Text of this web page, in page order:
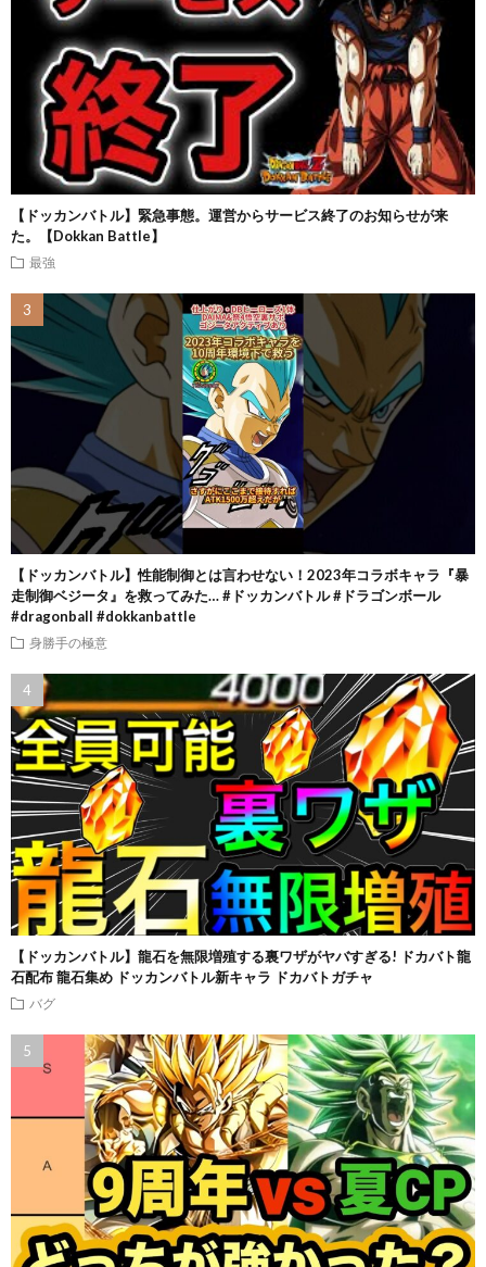
【ドッカンバトル】緊急事態。運営からサービス終了のお知らせが来
た。【Dokkan Battle】
最強
【ドッカンバトル】性能制御とは言わせない！2023年コラボキャラ『暴
走制御ベジータ』を救ってみた… #ドッカンバトル #ドラゴンボール
#dragonball #dokkanbattle
身勝手の極意
【ドッカンバトル】龍石を無限増殖する裏ワザがヤバすぎる! ドカバト龍
石配布 龍石集め ドッカンバトル新キャラ ドカバトガチャ
バグ